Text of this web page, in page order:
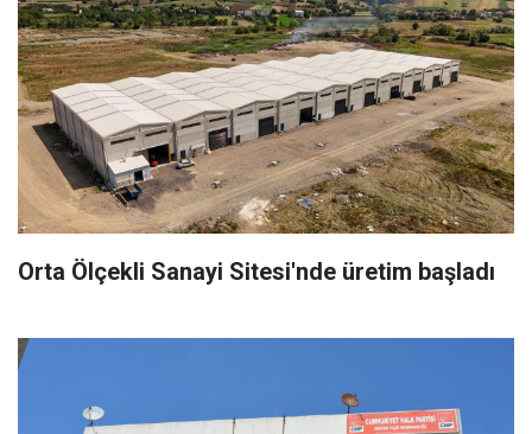
Orta Ölçekli Sanayi Sitesi'nde üretim başladı